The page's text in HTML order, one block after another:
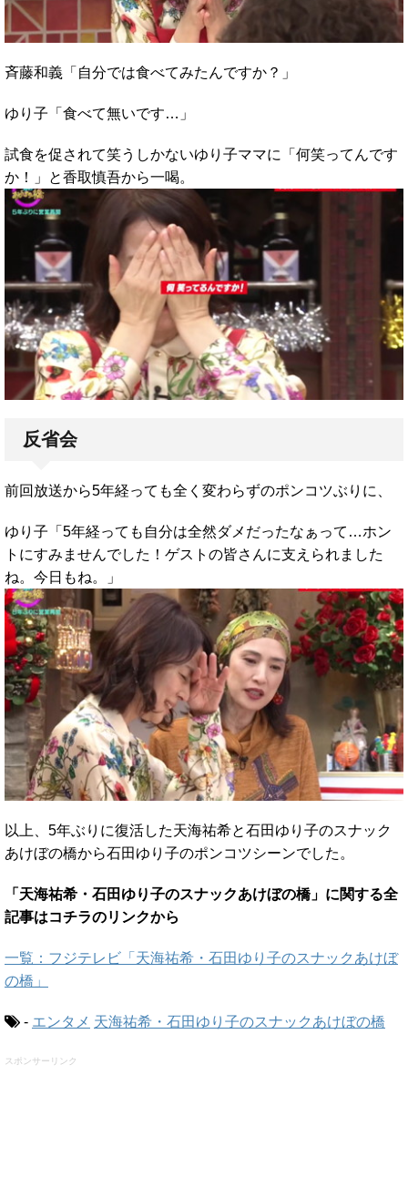
斉藤和義「自分では食べてみたんですか？」
ゆり子「食べて無いです…」
試食を促されて笑うしかないゆり子ママに「何笑ってんです
か！」と香取慎吾から一喝。
反省会
前回放送から5年経っても全く変わらずのポンコツぶりに、
ゆり子「5年経っても自分は全然ダメだったなぁって…ホン
トにすみませんでした！ゲストの皆さんに支えられました
ね。今日もね。」
以上、5年ぶりに復活した天海祐希と石田ゆり子のスナック
あけぼの橋から石田ゆり子のポンコツシーンでした。
「天海祐希・石田ゆり子のスナックあけぼの橋」に関する全
記事はコチラのリンクから
一覧：フジテレビ「天海祐希・石田ゆり子のスナックあけぼ
の橋」
- エンタメ 天海祐希・石田ゆり子のスナックあけぼの橋
スポンサーリンク